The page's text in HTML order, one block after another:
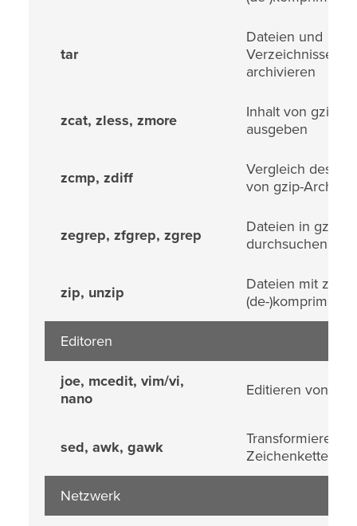
tar
Dateien und
Verzeichnisse
archivieren
zcat, zless, zmore
Inhalt von gzip-
ausgeben
zcmp, zdiff
Vergleich des
von gzip-
zegrep, zfgrep, zgrep
Dateien in gzip-
durchsuchen
zip, unzip
Dateien mit zip
(de-
Editoren
joe, mcedit, vim/vi,
nano
Editieren von
sed, awk, gawk
Transformieren
Zeichenketten
Netzwerk